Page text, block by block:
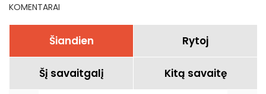
KOMENTARAI
Šiandien Rytoj
Šį savaitgalį Kitą savaitę